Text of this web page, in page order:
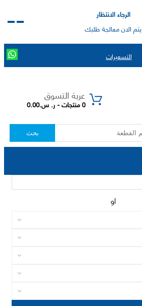
الرجاء الانتظار
يتم الان معالجة طلبك
التسعيرات
عربة التسوق
0 منتجات - ر. س.0.00
بحث
او